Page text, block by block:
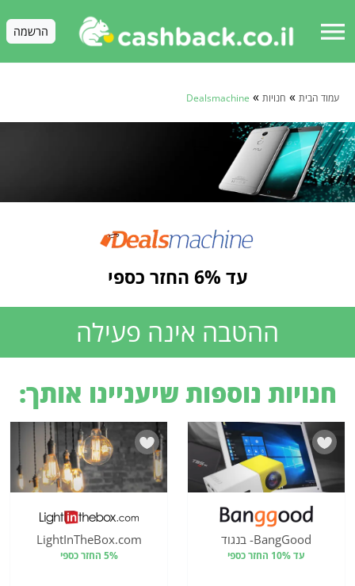
menu הרשמה
עמוד הבית » חנויות »
Dealsmachine
עד 6% החזר כספי
ההטבה אינה פעילה
חנויות נוספות שיעניינו אותך:
BangGood- בנגוד
עד 10% החזר כספי
LightInTheBox.com
5% החזר כספי